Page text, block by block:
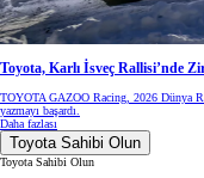
Toyota, Karlı İsveç Rallisi’nde
TOYOTA GAZOO Racing, 2026 Dünya
yazmayı başardı.
Daha fazlası
Toyota Sahibi Olun
Toyota Sahibi Olun